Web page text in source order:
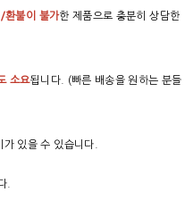
환불이 불가한 제품으로 충분히 상담한
소요됩니다. (빠른 배송을 원하는 분들
있을 수 있습니다.
.